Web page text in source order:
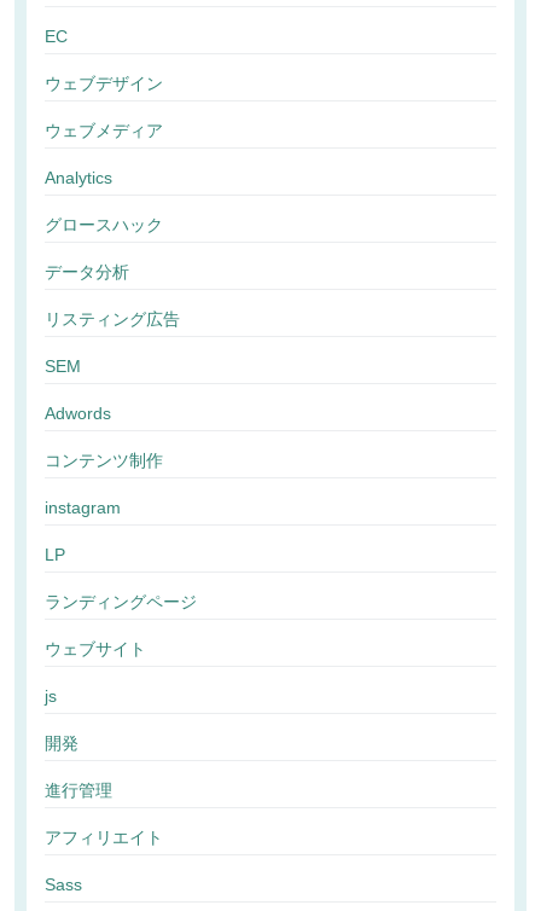
EC
ウェブデザイン
ウェブメディア
Analytics
グロースハック
データ分析
リスティング広告
SEM
Adwords
コンテンツ制作
instagram
LP
ランディングページ
ウェブサイト
js
開発
進行管理
アフィリエイト
Sass